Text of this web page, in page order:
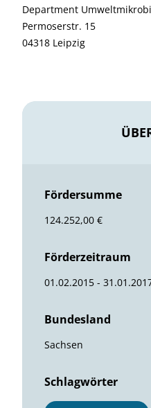
Department
Permoserstr. 15
04318 Leipzig
Fördersumme
124.252,00 €
Förderzeitraum
01.02.2015 -
Bundesland
Sachsen
Schlagwörter